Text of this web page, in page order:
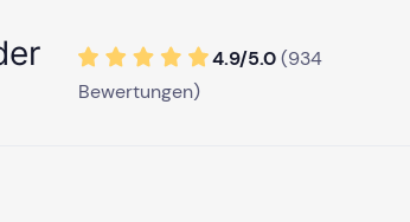
4.9/5.0(934
Bewertungen)